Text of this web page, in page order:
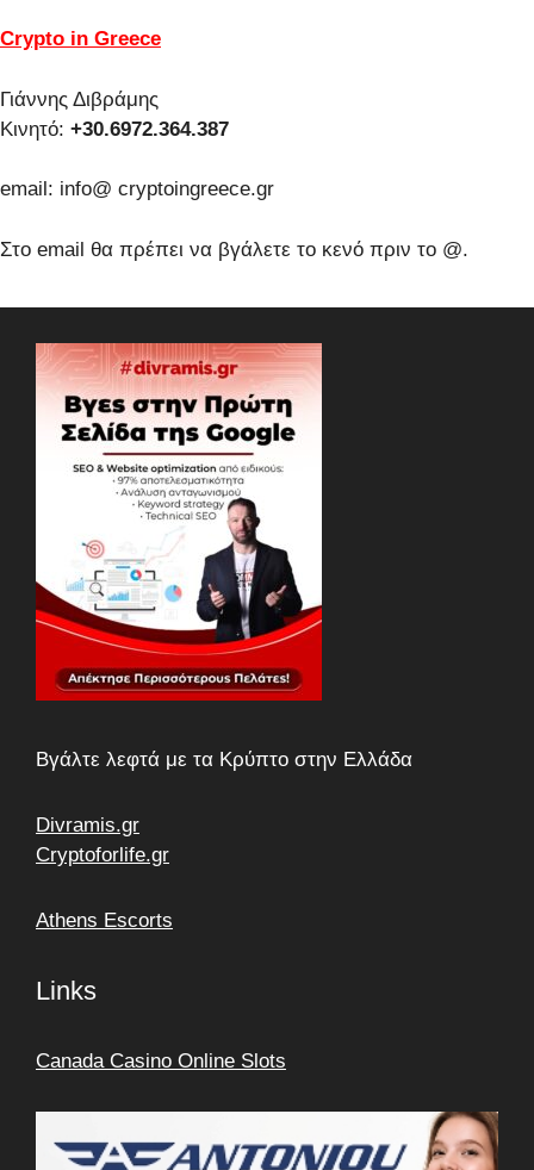
Crypto in Greece
Γιάννης Διβράμης
Κινητό: +30.6972.364.387
email: info@ cryptoingreece.gr
Στο email θα πρέπει να βγάλετε το κενό πριν το @.
Βγάλτε λεφτά με τα Κρύπτο στην Ελλάδα
Divramis.gr
Cryptoforlife.gr
Athens Escorts
Links
Canada Casino Online Slots